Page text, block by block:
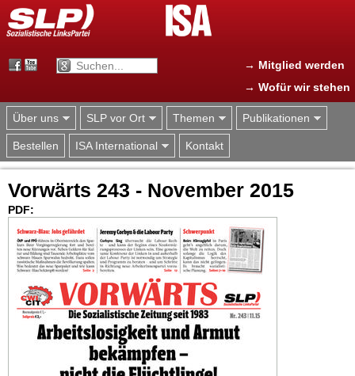
Jump to navigation
→ Mitglied werden
→ Wofür wir stehen
Über uns SLP vor Ort Themen Publikationen
Bestellen ISA International Kontakt
Vorwärts 243 - November 2015
PDF: